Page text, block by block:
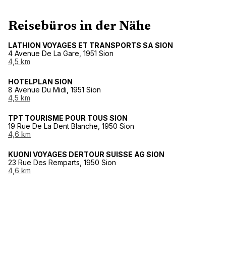
Reisebüros in der Nähe
LATHION VOYAGES ET TRANSPORTS SA SION
4 Avenue De La Gare, 1951 Sion
4,5 km
HOTELPLAN SION
8 Avenue Du Midi, 1951 Sion
4,5 km
TPT TOURISME POUR TOUS SION
19 Rue De La Dent Blanche, 1950 Sion
4,6 km
KUONI VOYAGES DERTOUR SUISSE AG SION
23 Rue Des Remparts, 1950 Sion
4,6 km